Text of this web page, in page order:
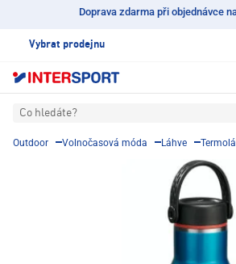
Doprava zdarma při objednávce
Vybrat prodejnu
Co hledáte?
Outdoor Volnočasová móda Láhve